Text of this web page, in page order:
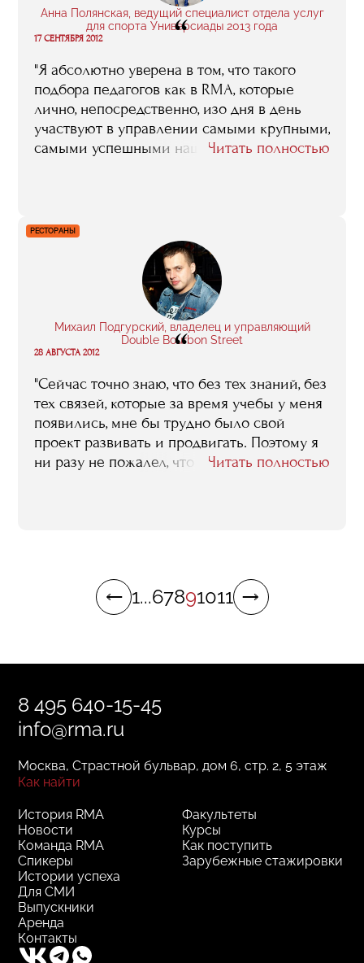
Анна Полянская, ведущий специалист отдела услуг
для спорта Универсиады 2013 года
“
17 СЕНТЯБРЯ 2012
"Я абсолютно уверена в том, что такого
подбора педагогов как в RMA, которые
лично, непосредственно, изо дня в день
участвуют в управлении самыми крупными,
самыми успешными нашими – да и не
эти люди способны передать, их и
получить-то больше негде..."
Читать полностью
РЕСТОРАНЫ
Михаил Подгурский, владелец и управляющий
Double Bourbon Street
“
28 АВГУСТА 2012
"Сейчас точно знаю, что без тех знаний, без
тех связей, которые за время учебы у меня
появились, мне бы трудно было свой
проект развивать и продвигать. Поэтому я
ни разу не пожалел, что пришел в RMA..."
Читать полностью
1...67891011
8 495 640-15-45
info@rma.ru
Москва, Страстной бульвар, дом 6, стр. 2, 5 этаж
Как найти
Факультеты
Курсы
Как поступить
Зарубежные стажировки
История RMA
Новости
Команда RMA
Спикеры
Истории успеха
Для СМИ
Выпускники
Аренда
Контакты